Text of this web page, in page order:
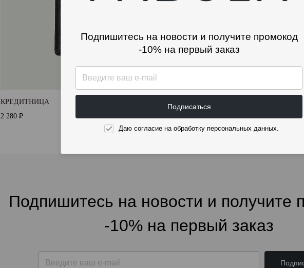
КРЕДИТНИЦА
2 280 ₽
Подпишитесь на новости и получите
-10% на первый заказ
Подпишитесь на новости и получите промокод
-10% на первый заказ
Подписаться
Даю согласие на обработку персональных данных.